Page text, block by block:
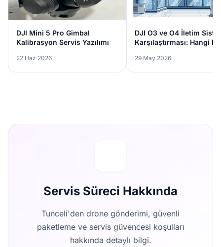
DJI Mini 5 Pro Gimbal
Kalibrasyon Servis Yazılımı
22 Haz 2026
DJI O3 ve O4 İletim
Karşılaştırması: Hangi
29 May 2026
Servis Süreci Hakkında
Tunceli'den drone gönderimi, güvenli
paketleme ve servis güvencesi koşulları
hakkında detaylı bilgi.